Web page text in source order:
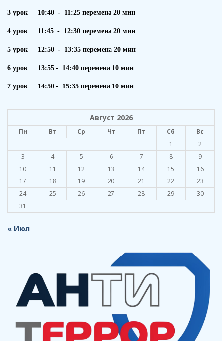
3 урок 10:40 - 11:25 перемена 20 мин
4 урок 11:45 - 12:30 перемена 20 мин
5 урок 12:50 - 13:35 перемена 20 мин
6 урок 13:55 - 14:40 перемена 10 мин
7 урок 14:50 - 15:35 перемена 10 мин
Август 2026
Пн Вт Ср Чт Пт Сб
Вс
1
2
3
4 5 6 7 8
9
10
11 12 13 14 15
16
17
18 19 20 21 22
23
24
25 26 27 28 29
30
31
« Июл